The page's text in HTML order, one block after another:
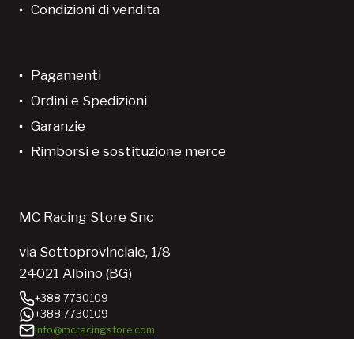
Condizioni di vendita
Pagamenti
Ordini e Spedizioni
Garanzie
Rimborsi e sostituzione merce
MC Racing Store Snc
via Sottoprovinciale, 1/8
24021 Albino (BG)
+388 7730109
+388 7730109
info@mcracingstore.com